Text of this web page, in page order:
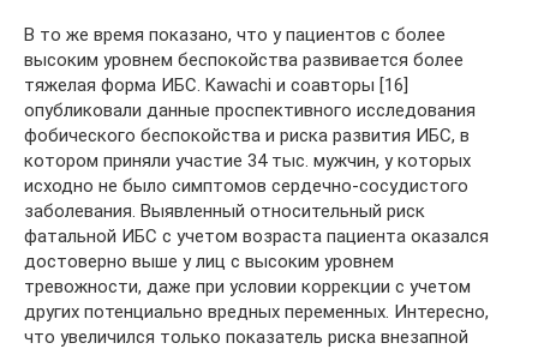
В то же время показано, что у пациентов с более
высоким уровнем беспокойства развивается более
тяжелая форма ИБС. Kawachi и соавторы [16]
опубликовали данные проспективного исследования
фобического беспокойства и риска развития ИБС, в
котором приняли участие 34 тыс. мужчин, у которых
исходно не было симптомов сердечно-сосудистого
заболевания. Выявленный относительный риск
фатальной ИБС с учетом возраста пациента оказался
достоверно выше у лиц с высоким уровнем
тревожности, даже при условии коррекции с учетом
других потенциально вредных переменных. Интересно,
что увеличился только показатель риска внезапной